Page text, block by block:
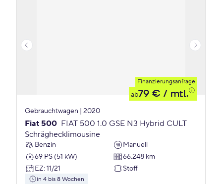
Finanzierungsanfrage
ab79 € / mtl.
Gebrauchtwagen | 2020
Fiat 500 FIAT 500 1.0 GSE N3 Hybrid CULT
Schräghecklimousine
Benzin
Manuell
69 PS (51 kW)
66.248 km
EZ: 11/21 Stoff
in 4 bis 8 Wochen